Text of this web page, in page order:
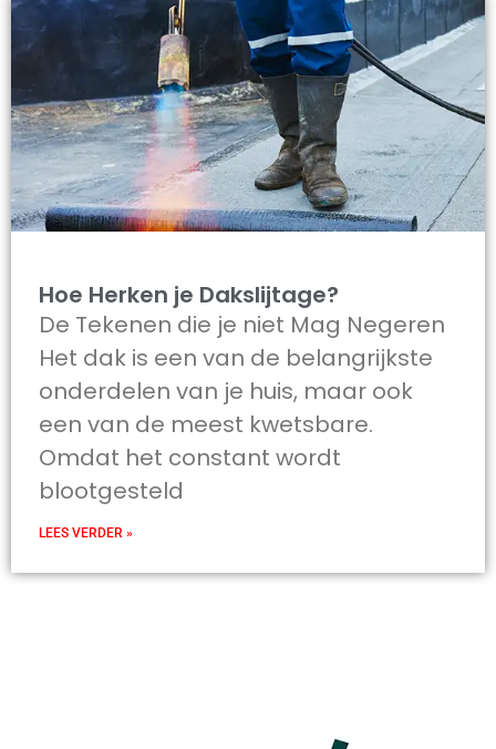
Hoe Herken je Dakslijtage?
De Tekenen die je niet Mag Negeren
Het dak is een van de belangrijkste
onderdelen van je huis, maar ook
een van de meest kwetsbare.
Omdat het constant wordt
blootgesteld
LEES VERDER »